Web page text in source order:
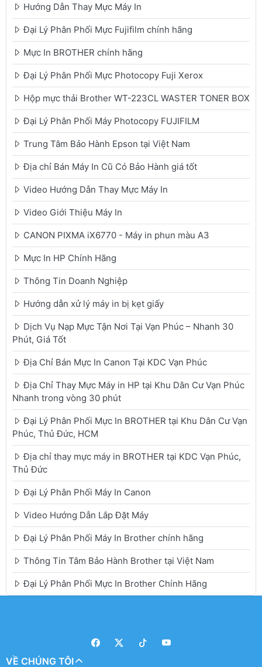
Hướng Dẫn Thay Mực Máy In
Đại Lý Phân Phối Mực Fujifilm chính hãng
Mực In BROTHER chính hãng
Đại Lý Phân Phối Mực Photocopy Fuji Xerox
Hộp mực thải Brother WT-223CL WASTER TONER BOX
Đại Lý Phân Phối Máy Photocopy FUJIFILM
Trung Tâm Bảo Hành Epson tại Việt Nam
Địa chỉ Bán Máy In Cũ Có Bảo Hành giá tốt
Video Hướng Dẫn Thay Mực Máy In
Video Giới Thiệu Máy In
CANON PIXMA iX6770 - Máy in phun màu A3
Mực In HP Chính Hãng
Thông Tin Doanh Nghiệp
Hướng dẫn xử lý máy in bị kẹt giấy
Dịch Vụ Nạp Mực Tận Nơi Tại Vạn Phúc – Nhanh 30
Phút, Giá Tốt
Địa Chỉ Bán Mực In Canon Tại KDC Vạn Phúc
Địa Chỉ Thay Mực Máy in HP tại Khu Dân Cư Vạn Phúc
Nhanh trong vòng 30 phút
Đại Lý Phân Phối Mực In BROTHER tại Khu Dân Cư Vạn
Phúc, Thủ Đức, HCM
Địa chỉ thay mực máy in BROTHER tại KDC Vạn Phúc,
Thủ Đức
Đại Lý Phân Phối Máy In Canon
Video Hướng Dẫn Lắp Đặt Máy
Đại Lý Phân Phối Máy In Brother chính hãng
Thông Tin Tâm Bảo Hành Brother tại Việt Nam
Đại Lý Phân Phối Mực In Brother Chính Hãng
VỀ CHÚNG TÔI